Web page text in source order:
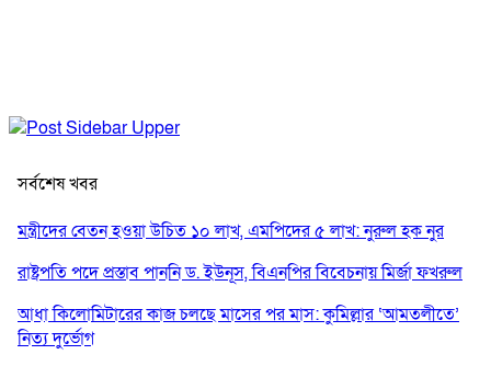
সর্বশেষ খবর
মন্ত্রীদের বেতন হওয়া উচিত ১০ লাখ, এমপিদের ৫ লাখ: নুরুল হক নুর
রাষ্ট্রপতি পদে প্রস্তাব পাননি ড. ইউনূস, বিএনপির বিবেচনায় মির্জা ফখরুল
আধা কিলোমিটারের কাজ চলছে মাসের পর মাস: কুমিল্লার ‘আমতলীতে’
নিত্য দুর্ভোগ